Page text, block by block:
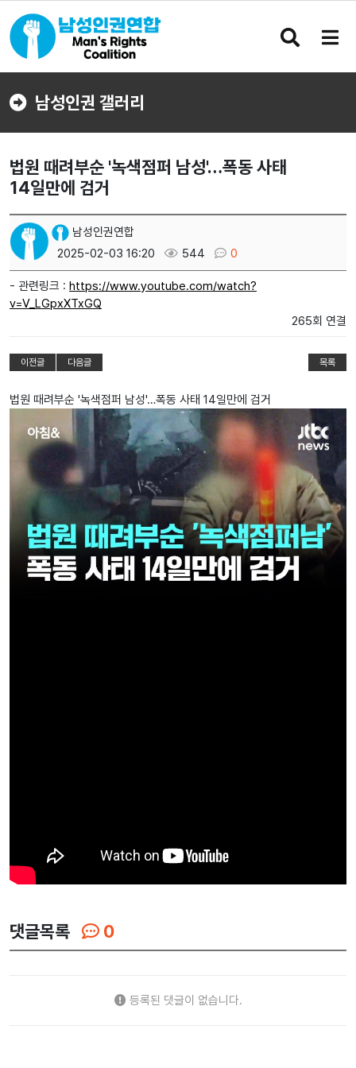
검
버
메
버
남성인권 갤러리
법원 때려부순 '녹색점퍼 남성'…폭동 사태
14일만에 검거
남성인권연합
2025-02-03 16:20
544 0
- 관련링크 : https://www.youtube.com/watch?
v=V_LGpxXTxGQ
265회 연결
이전글 다음글 목록
법원 때려부순 '녹색점퍼 남성'…폭동 사태 14일만에 검거
댓글목록 0
등록된 댓글이 없습니다.